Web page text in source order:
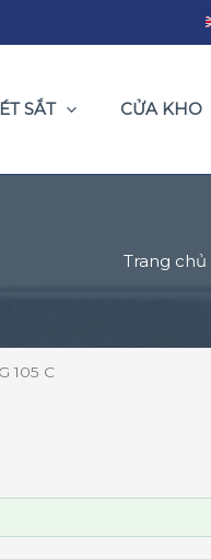
SẮT CỬA KHO
Trang chủ
105 C